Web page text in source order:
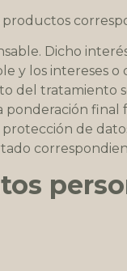
Dicho
los intereses o
del tratamiento
de